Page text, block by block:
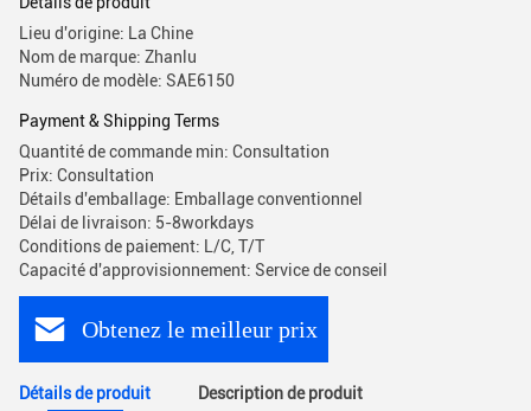
Lieu d'origine: La Chine
Nom de marque: Zhanlu
Numéro de modèle: SAE6150
Payment & Shipping Terms
Quantité de commande min: Consultation
Prix: Consultation
Détails d'emballage: Emballage conventionnel
Délai de livraison: 5-8workdays
Conditions de paiement: L/C, T/T
Capacité d'approvisionnement: Service de conseil
Obtenez le meilleur prix
Détails de produit Description de produit